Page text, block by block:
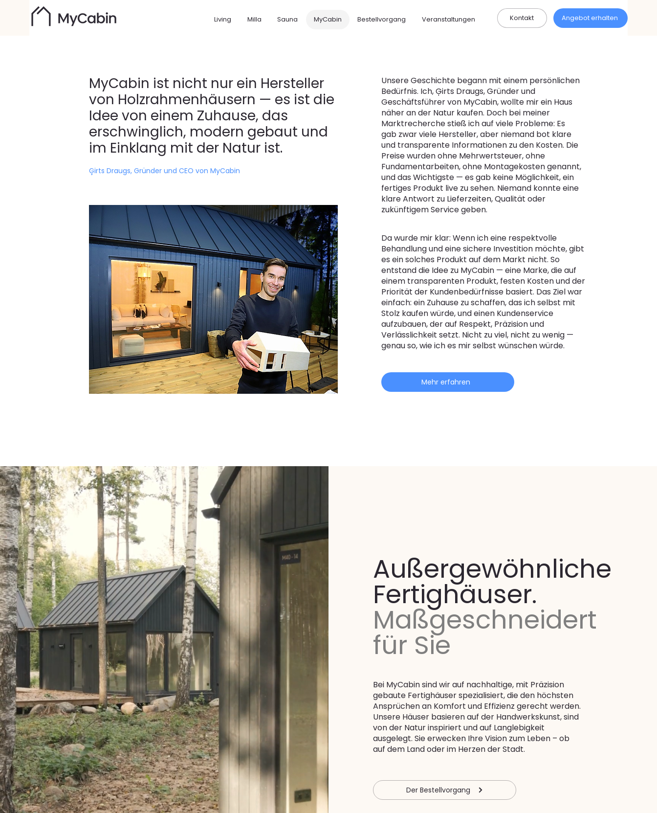
Living Milla Sauna MyCabin Bestellvorgang Veranstaltungen Kontakt Angebot erhalten
MyCabin ist nicht nur ein Hersteller
von Holzrahmenhäusern — es ist die
Idee von einem Zuhause, das
erschwinglich, modern gebaut und
im Einklang mit der Natur ist.
Ģirts Draugs, Gründer und CEO von MyCabin
Unsere Geschichte begann mit einem persönlichen
Bedürfnis. Ich, Ģirts Draugs, Gründer und
Geschäftsführer von MyCabin, wollte mir ein Haus
näher an der Natur kaufen. Doch bei meiner
Marktrecherche stieß ich auf viele Probleme: Es
gab zwar viele Hersteller, aber niemand bot klare
und transparente Informationen zu den Kosten. Die
Preise wurden ohne Mehrwertsteuer, ohne
Fundamentarbeiten, ohne Montagekosten genannt,
und das Wichtigste — es gab keine Möglichkeit, ein
fertiges Produkt live zu sehen. Niemand konnte eine
klare Antwort zu Lieferzeiten, Qualität oder
zukünftigem Service geben.
Da wurde mir klar: Wenn ich eine respektvolle
Behandlung und eine sichere Investition möchte, gibt
es ein solches Produkt auf dem Markt nicht. So
entstand die Idee zu MyCabin — eine Marke, die auf
einem transparenten Produkt, festen Kosten und der
Priorität der Kundenbedürfnisse basiert. Das Ziel war
einfach: ein Zuhause zu schaffen, das ich selbst mit
Stolz kaufen würde, und einen Kundenservice
aufzubauen, der auf Respekt, Präzision und
Verlässlichkeit setzt. Nicht zu viel, nicht zu wenig —
genau so, wie ich es mir selbst wünschen würde.
Mehr erfahren
Außergewöhnliche
Fertighäuser.
Maßgeschneidert
für Sie
Bei MyCabin sind wir auf nachhaltige, mit Präzision
gebaute Fertighäuser spezialisiert, die den höchsten
Ansprüchen an Komfort und Effizienz gerecht werden.
Unsere Häuser basieren auf der Handwerkskunst, sind
von der Natur inspiriert und auf Langlebigkeit
ausgelegt. Sie erwecken Ihre Vision zum Leben – ob
auf dem Land oder im Herzen der Stadt.
Der Bestellvorgang